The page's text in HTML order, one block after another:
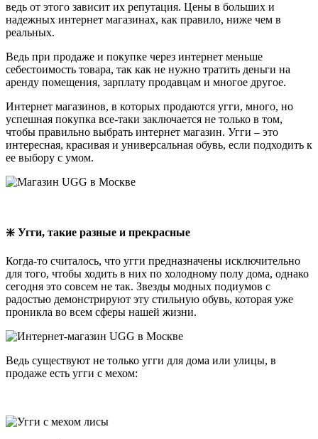
ведь от этого зависит их репутация. Цены в больших и
надежных интернет магазинах, как правило, ниже чем в
реальных.
Ведь при продаже и покупке через интернет меньше
себестоимость товара, так как не нужно тратить деньги на
аренду помещения, зарплату продавцам и многое другое.
Интернет магазинов, в которых продаются угги, много, но
успешная покупка все-таки заключается не только в том,
чтобы правильно выбрать интернет магазин. Угги – это
интересная, красивая и универсальная обувь, если подходить к
ее выбору с умом.
❇️ Угги, такие разные и прекрасные
Когда-то считалось, что угги предназначены исключительно
для того, чтобы ходить в них по холодному полу дома, однако
сегодня это совсем не так. Звезды модных подиумов с
радостью демонстрируют эту стильную обувь, которая уже
проникла во всем сферы нашей жизни.
Ведь существуют не только угги для дома или улицы, в
продаже есть угги с мехом: